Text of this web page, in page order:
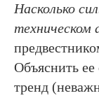
Насколько
техническом
Объяснить ее
тренд